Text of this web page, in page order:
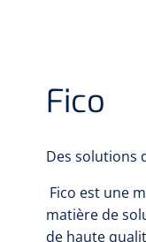
Fico
Des solutions
Fico est une
matière de
de haute